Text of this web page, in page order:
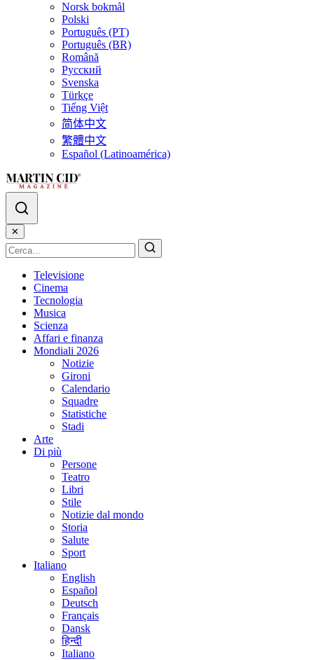
Norsk bokmål
Polski
Português (PT)
Português (BR)
Română
Русский
Svenska
Türkçe
Tiếng Việt
简体中文
繁體中文
Español (Latinoamérica)
✕
Televisione
Cinema
Tecnologia
Musica
Scienza
Affari e finanza
Mondiali 2026
Notizie
Gironi
Calendario
Squadre
Statistiche
Stadi
Arte
Di più
Persone
Teatro
Libri
Stile
Notizie dal mondo
Storia
Salute
Sport
Italiano
English
Español
Deutsch
Français
Dansk
हिन्दी
Italiano